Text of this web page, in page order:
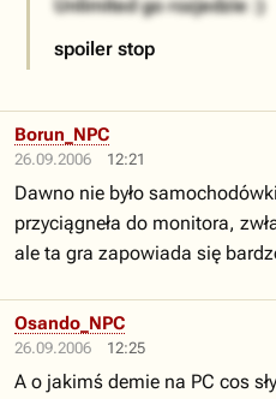
Unlimited go rozjedzie :)
spoiler stop
26.09.2006 12:21
Borun_NPC
Dawno nie było
przyciągneła do monitora,
ale ta gra zapowiada się
26.09.2006 12:25
Osando_NPC
A o jakimś demie na PC cos